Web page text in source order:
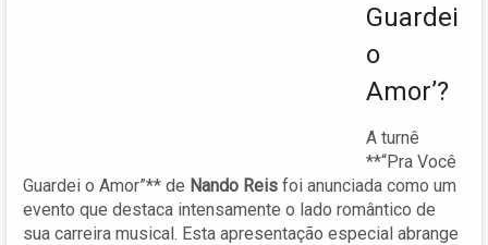
Guardei
o
Amor’?
A turnê
**“Pra Você
Guardei o Amor”** de Nando Reis foi anunciada como um
evento que destaca intensamente o lado romântico de
sua carreira musical. Esta apresentação especial abrange